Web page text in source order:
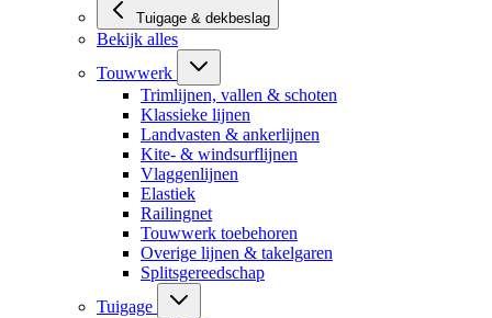
Tuigage & dekbeslag
Bekijk alles
Touwwerk
Trimlijnen, vallen & schoten
Klassieke lijnen
Landvasten & ankerlijnen
Kite- & windsurflijnen
Vlaggenlijnen
Elastiek
Railingnet
Touwwerk toebehoren
Overige lijnen & takelgaren
Splitsgereedschap
Tuigage